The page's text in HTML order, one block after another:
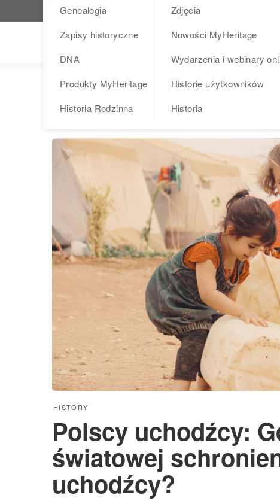
Odwiedź MyHeritage.pl
Blog
Genealogia
Zapisy historyczne
DNA
Produkty MyHeritage
Historia Rodzinna
Zdjęcia
Nowości MyHeritage
Wydarzenia i webinary
Historie użytkowników
Historia
History
HISTORY
Polscy uchodźcy:
światowej
uchodźcy?